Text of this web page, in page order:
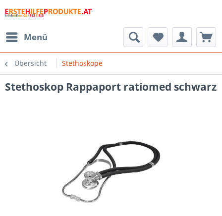
Menü
Übersicht Stethoskope
Stethoskop Rappaport ratiomed schwarz